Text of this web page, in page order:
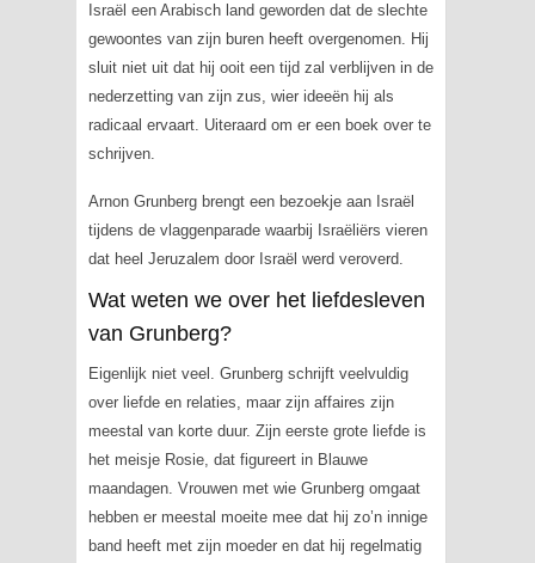
Israël een Arabisch land geworden dat de slechte
gewoontes van zijn buren heeft overgenomen. Hij
sluit niet uit dat hij ooit een tijd zal verblijven in de
nederzetting van zijn zus, wier ideeën hij als
radicaal ervaart. Uiteraard om er een boek over te
schrijven.
Arnon Grunberg brengt een bezoekje aan Israël
tijdens de vlaggenparade waarbij Israëliërs vieren
dat heel Jeruzalem door Israël werd veroverd.
Wat weten we over het liefdesleven
van Grunberg?
Eigenlijk niet veel. Grunberg schrijft veelvuldig
over liefde en relaties, maar zijn affaires zijn
meestal van korte duur. Zijn eerste grote liefde is
het meisje Rosie, dat figureert in Blauwe
maandagen. Vrouwen met wie Grunberg omgaat
hebben er meestal moeite mee dat hij zo’n innige
band heeft met zijn moeder en dat hij regelmatig